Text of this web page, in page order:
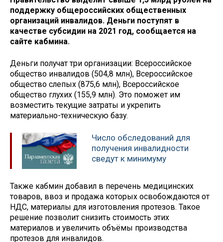
поддержку общероссийских общественных
организаций инвалидов. Деньги поступят в
качестве субсидии на 2021 год, сообщается на
сайте кабмина.
Деньги получат три организации: Всероссийское
общество инвалидов (504,8 млн), Всероссийское
общество слепых (875,6 млн), Всероссийское
общество глухих (155,9 млн). Это поможет им
возместить текущие затраты и укрепить
материально-техническую базу.
Число обследований для
получения инвалидности
сведут к минимуму
Также кабмин добавил в перечень медицинских
товаров, ввоз и продажа которых освобождаются от
НДС, материалы для изготовления протезов. Такое
решение позволит снизить стоимость этих
материалов и увеличить объёмы производства
протезов для инвалидов.